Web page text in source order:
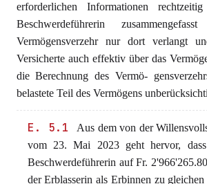
erforderlichen Informationen
Beschwerdeführerin
Vermögensverzehr nur dort verlangt
Versicherte auch effektiv über das
die Berechnung des Vermö-
belastete Teil des Vermögens
E. 5.1
Aus dem von der
vom 23. Mai 2023 geht hervor,
Beschwerdeführerin auf Fr.
der Erblasserin als Erbinnen zu